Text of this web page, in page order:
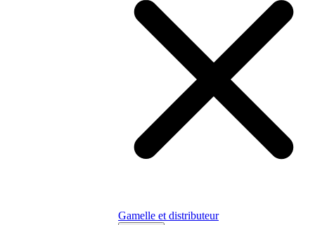
Gamelle et distributeur